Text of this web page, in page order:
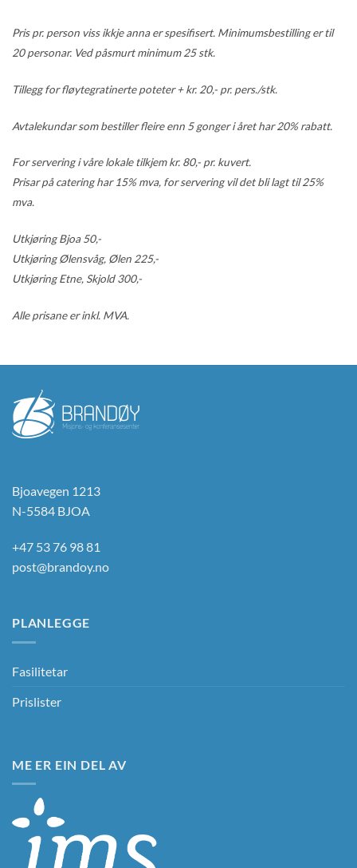
Pris pr. person viss ikkje anna er spesifisert. Minimumsbestilling er til
20 personar. Ved påsmurt minimum 25 stk.
Tillegg for fløytegratinerte poteter + kr. 20,- pr. pers./stk.
Avtalekundar som bestiller fleire enn 5 gonger i året har 20% rabatt.
For servering i våre lokale tilkjem kr. 80,- pr. kuvert.
Prisar på catering har 15% mva, for servering vil det bli lagt til 25%
mva.
Utkjøring Bjoa 50,-
Utkjøring Ølensvåg, Ølen 225,-
Utkjøring Etne, Skjold 300,-
Alle prisane er inkl. MVA.
Bjoavegen 1213
N-5584 BJOA
+47 53 76 98 81
post@brandoy.no
PLANLEGGE
Fasilitetar
Prislister
ME ER EIN DEL AV